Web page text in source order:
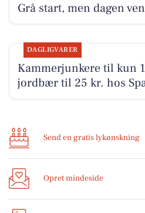
Grå start, men dagen
DAGLIGVARER
Kammerjunkere til kun
jordbær til 25 kr. hos
Send en gratis lykønskning
Opret mindeside